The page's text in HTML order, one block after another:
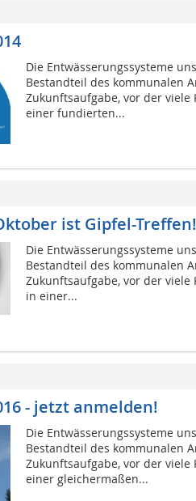
Die Entwässerungssysteme
Bestandteil des kommunalen
Zukunftsaufgabe, vor der
einer fundierten...
ist Gipfel-Treffen!
Die Entwässerungssysteme
Bestandteil des kommunalen
Zukunftsaufgabe, vor der
in einer...
- jetzt anmelden!
Die Entwässerungssysteme
Bestandteil des kommunalen
Zukunftsaufgabe, vor der
einer gleichermaßen...